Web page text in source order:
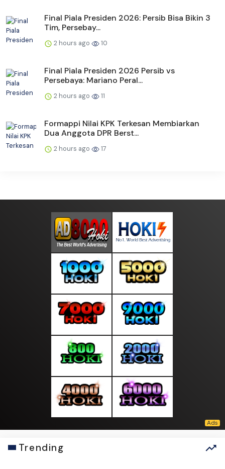
Final Piala Presiden 2026: Persib Bisa Bikin 3
Tim, Persebay...
2 hours ago 10
Final Piala Presiden 2026 Persib vs
Persebaya: Mariano Peral...
2 hours ago 11
Formappi Nilai KPK Terkesan Membiarkan
Dua Anggota DPR Berst...
2 hours ago 17
Trending